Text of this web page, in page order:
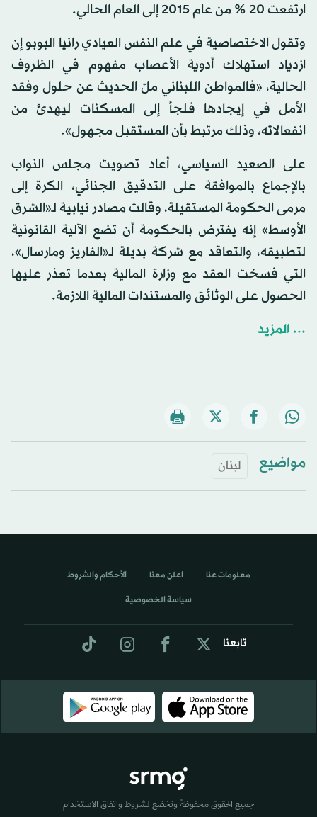
ارتفعت 20 % من عام 2015 إلى العام الحالي.
وتقول الاختصاصية في علم النفس العيادي رانيا البوبو إن
ازدياد استهلاك أدوية الأعصاب مفهوم في الظروف
الحالية، «فالمواطن اللبناني ملّ الحديث عن حلول وفقد
الأمل في إيجادها فلجأ إلى المسكنات ليهدئ من
انفعالاته، وذلك مرتبط بأن المستقبل مجهول».
على الصعيد السياسي، أعاد تصويت مجلس النواب
بالإجماع بالموافقة على التدقيق الجنائي، الكرة إلى
مرمى الحكومة المستقيلة، وقالت مصادر نيابية لـ«الشرق
الأوسط» إنه يفترض بالحكومة أن تضع الآلية القانونية
لتطبيقه، والتعاقد مع شركة بديلة لـ«الفاريز ومارسال»،
التي فسخت العقد مع وزارة المالية بعدما تعذر عليها
الحصول على الوثائق والمستندات المالية اللازمة.
... المزيد
مواضيع لبنان
تابعنا
معلومات عنا اعلن معنا الأحكام والشروط
سياسة الخصوصية
جميع الحقوق محفوظة وتخضع لشروط واتفاق الاستخدام